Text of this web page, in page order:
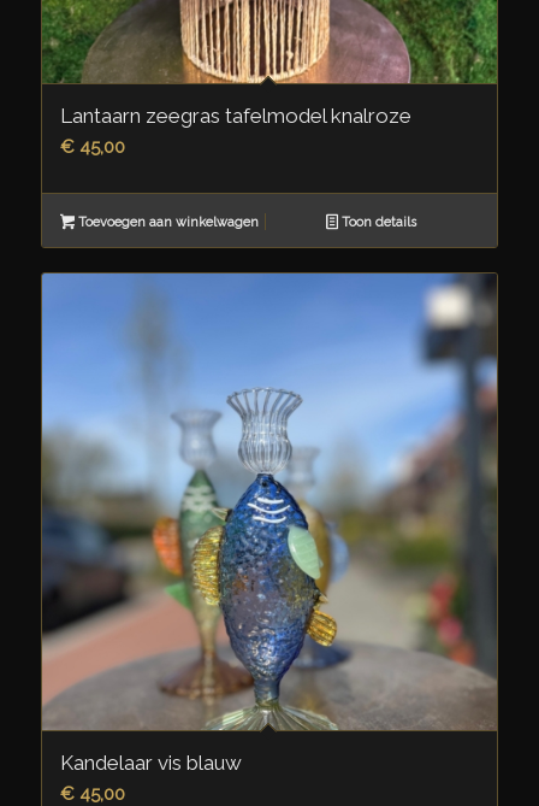
Lantaarn zeegras tafelmodel knalroze
€45,00
Toevoegen aan winkelwagen Toon details
Kandelaar vis blauw
€45,00